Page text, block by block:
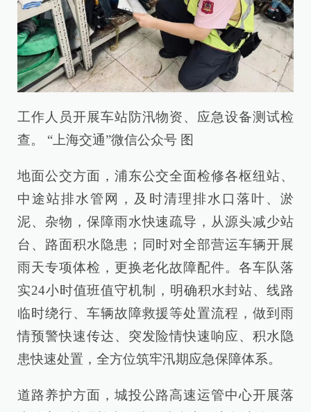
工作人员开展车站防汛物资、应急设备测试检
查。 “上海交通”微信公众号 图
地面公交方面，浦东公交全面检修各枢纽站、
中途站排水管网，及时清理排水口落叶、淤
泥、杂物，保障雨水快速疏导，从源头减少站
台、路面积水隐患；同时对全部营运车辆开展
雨天专项体检，更换老化故障配件。各车队落
实24小时值班值守机制，明确积水封站、线路
临时绕行、车辆故障救援等处置流程，做到雨
情预警快速传达、突发险情快速响应、积水隐
患快速处置，全方位筑牢汛期应急保障体系。
道路养护方面，城投公路高速运管中心开展落